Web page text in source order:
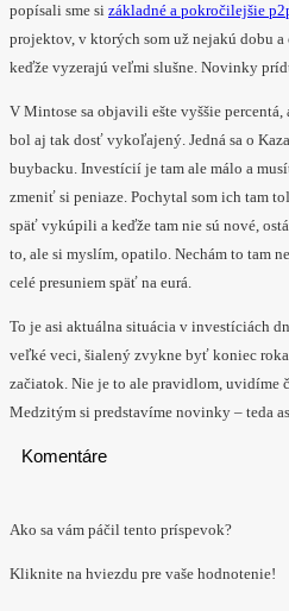
popísali sme si základné a pokročilejšie
projektov, v ktorých som už nejakú dobu
keďže vyzerajú veľmi slušne. Novinky
V Mintose sa objavili ešte vyššie
bol aj tak dosť vykoľajený. Jedná sa o
buybacku. Investícií je tam ale málo a
zmeniť si peniaze. Pochytal som ich tam
späť vykúpili a keďže tam nie sú nové,
to, ale si myslím, opatilo. Nechám to tam
celé presuniem späť na eurá.
To je asi aktuálna situácia v investíciách
veľké veci, šialený zvykne byť koniec
začiatok. Nie je to ale pravidlom, uvidíme
Medzitým si predstavíme novinky – teda
Komentáre
Ako sa vám páčil tento príspevok?
Kliknite na hviezdu pre vaše hodnotenie!